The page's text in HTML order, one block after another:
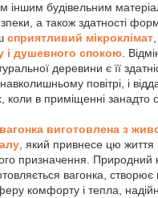
іншим будівельним
а також здатності
сприятливий мікроклімат
і душевного спокою .
деревини є її
повітрі, і
коли в приміщенні занадто
вагонка виготовлена з
, який привнесе цю життя
призначення. Природний
вагонка, створює
комфорту і тепла,